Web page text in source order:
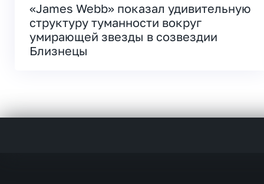
«James Webb» показал удивительную
структуру туманности вокруг
умирающей звезды в созвездии
Близнецы